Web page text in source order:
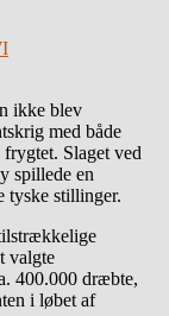
ikke blev
med både
Slaget ved
spillede en
tyske stillinger.
valgte
400.000 dræbte,
i løbet af